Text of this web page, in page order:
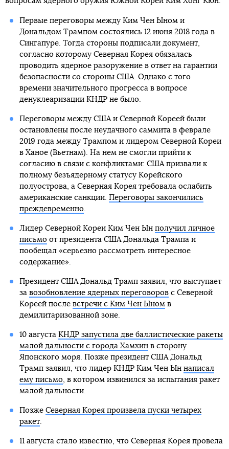
Первые переговоры между Ким Чен Ыном и
Дональдом Трампом состоялись 12 июня 2018 года в
Сингапуре. Тогда стороны подписали документ,
согласно которому Северная Корея обязалась
проводить ядерное разоружение в ответ на гарантии
безопасности со стороны США. Однако с того
времени значительного прогресса в вопросе
денуклеаризации КНДР не было.
Переговоры между США и Северной Кореей были
остановлены после неудачного саммита в феврале
2019 года между Трампом и лидером Северной Кореи
в Ханое (Вьетнам). На нем не смогли прийти к
согласию в связи с конфликтами: США призвали к
полному безъядерному статусу Корейского
полуострова, а Северная Корея требовала ослабить
американские санкции. Переговоры закончились
преждевременно.
Лидер Северной Кореи Ким Чен Ын получил личное
письмоот президента США Дональда Трампа и
пообещал «серьезно рассмотреть интересное
содержание».
Президент США Дональд Трамп заявил, что выступает
за возобновление ядерных переговоровс Северной
Кореей после встречи с Ким Чен Ыномв
демилитаризованной зоне.
10 августа КНДР запустила две баллистические ракеты
малой дальности с города Хамхинв сторону
Японского моря. Позже президент США Дональд
Трамп заявил, что лидер КНДР Ким Чен Ын написал
ему письмо, в котором извинился за испытания ракет
малой дальности.
Позже Северная Корея произвела пуски четырех
ракет.
11 августа стало известно, что Северная Корея провела